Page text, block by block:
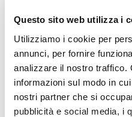
Questo sito web utilizza i
Utilizziamo i cookie per
annunci, per fornire
analizzare il nostro traffico.
informazioni sul modo in
nostri partner che si
pubblicità e social media, i